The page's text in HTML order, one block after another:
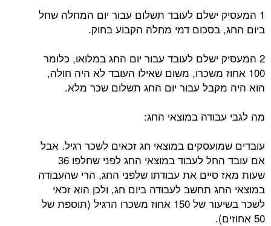
1 המעסיק ישלם לעובד תשלום עבור יום המחלה שחל
ביום החג, בסכום דמי מחלה הקבוע בחוק.
2 המעסיק ישלם לעובד עבור יום החג במלואו, כלומר
100 אחוז משכרו, משום שאילו העובד לא היה חולה,
הוא היה מקבל עבור יום החג תשלום שכר מלא.
מה לגבי עבודה במוצאי החג:
עובדים שמועסקים במוצאי חג זכאים לשכר רגיל. אבל
אם עובד החל לעבוד במוצאי החג לפני שחלפו 36
שעות מאז סיים את עבודתו שלפני החג, הרי שהעבודה
במוצאי החג תחשב לעבודה ביום חג, ולכן הוא זכאי
לשכר בשיעור של 150 אחוז משכרו הרגיל (תוספת של
50 אחוזים).